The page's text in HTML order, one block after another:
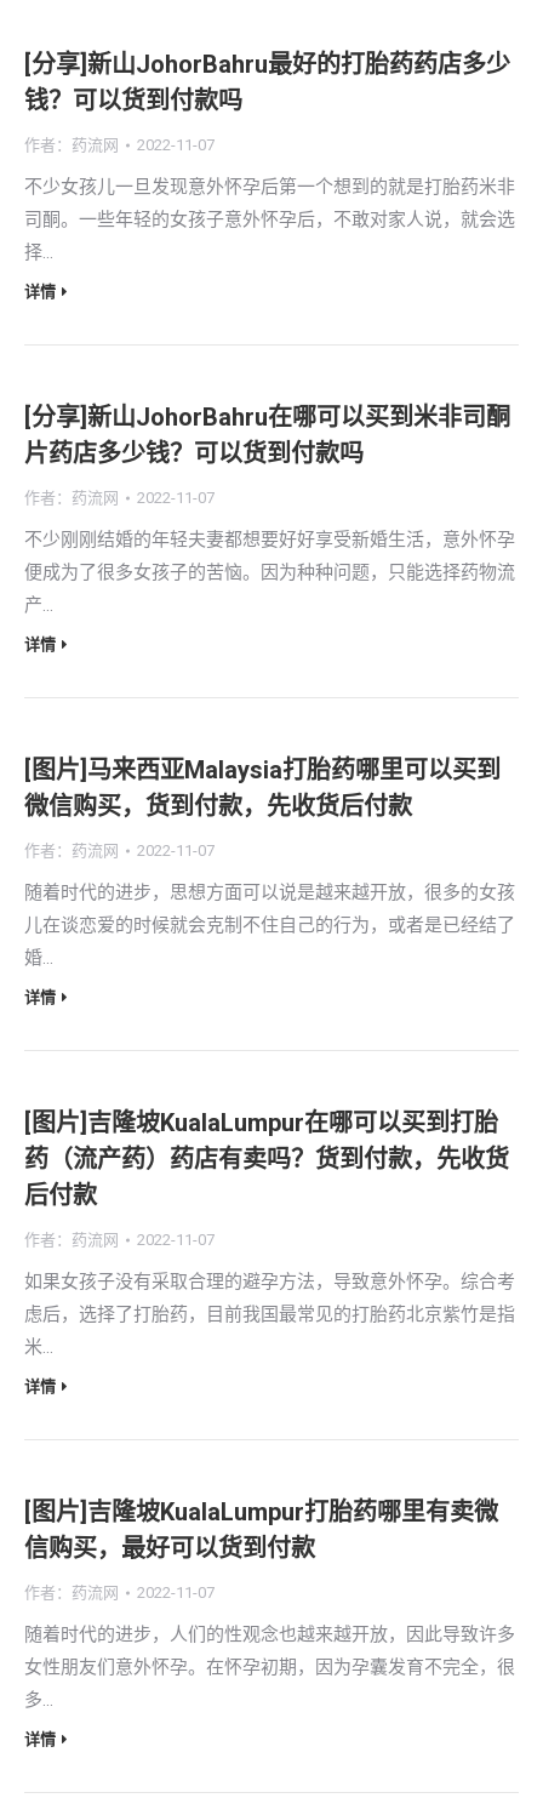
[分享]新山JohorBahru最好的打胎药药店多少
钱？可以货到付款吗
作者： 药流网 2022-11-07
不少女孩儿一旦发现意外怀孕后第一个想到的就是打胎药米非
司酮。一些年轻的女孩子意外怀孕后，不敢对家人说，就会选
择…
详情
[分享]新山JohorBahru在哪可以买到米非司酮
片药店多少钱？可以货到付款吗
作者： 药流网 2022-11-07
不少刚刚结婚的年轻夫妻都想要好好享受新婚生活，意外怀孕
便成为了很多女孩子的苦恼。因为种种问题，只能选择药物流
产…
详情
[图片]马来西亚Malaysia打胎药哪里可以买到
微信购买，货到付款，先收货后付款
作者： 药流网 2022-11-07
随着时代的进步，思想方面可以说是越来越开放，很多的女孩
儿在谈恋爱的时候就会克制不住自己的行为，或者是已经结了
婚…
详情
[图片]吉隆坡KualaLumpur在哪可以买到打胎
药（流产药）药店有卖吗？货到付款，先收货
后付款
作者： 药流网 2022-11-07
如果女孩子没有采取合理的避孕方法，导致意外怀孕。综合考
虑后，选择了打胎药，目前我国最常见的打胎药北京紫竹是指
米…
详情
[图片]吉隆坡KualaLumpur打胎药哪里有卖微
信购买，最好可以货到付款
作者： 药流网 2022-11-07
随着时代的进步，人们的性观念也越来越开放，因此导致许多
女性朋友们意外怀孕。在怀孕初期，因为孕囊发育不完全，很
多…
详情